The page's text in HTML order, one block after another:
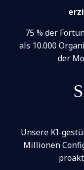
75 % der
als 10.000
der
Unsere KI-
Millionen